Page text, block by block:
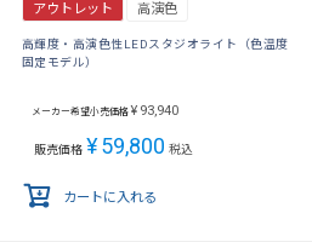
アウトレット 高演色
高輝度・高演色性LEDスタジオライト（色温度
固定モデル）
メーカー希望小売価格 ¥ 93,940
販売価格 ¥59,800 税込
カートに入れる